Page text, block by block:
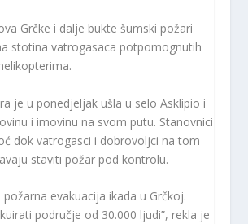
Grčke i dalje bukte šumski požari
stotina vatrogasaca potpomognutih
je u ponedjeljak ušla u selo Asklipio i
i imovinu na svom putu. Stanovnici
dok vatrogasci i dobrovoljci na tom
staviti požar pod kontrolu.
požarna evakuacija ikada u Grčkoj.
područje od 30.000 ljudi”, rekla je